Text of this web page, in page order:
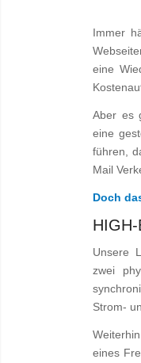
Immer
eine
Aber es
eine
führen,
Mail
Doch
Unsere
zwei
Strom-
eines